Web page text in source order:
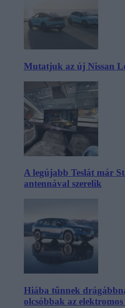
Mutatjuk az új Nissan
A legújabb Teslát már
antennával szerelik
Hiába tűnnek
olcsóbbak az